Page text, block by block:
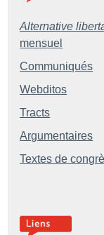
Alternative
mensuel
Communiqués
Webditos
Tracts
Argumentaires
Textes de